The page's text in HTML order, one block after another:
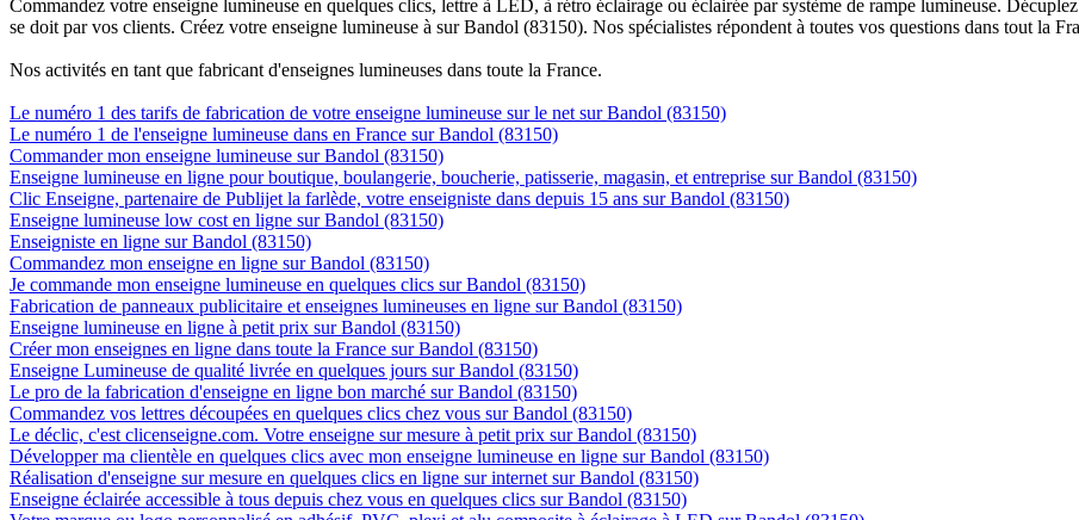
Commandez votre enseigne lumineuse en quelques clics, lettre à LED, à rétro éclairage ou éclairée par système de rampe lumineuse.
se doit par vos clients. Créez votre enseigne lumineuse à sur Bandol (83150). Nos spécialistes répondent à toutes vos questions dans tout la
Nos activités en tant que fabricant d'enseignes lumineuses dans toute la France.
Le numéro 1 des tarifs de fabrication de votre enseigne lumineuse sur le net sur Bandol (83150)
Le numéro 1 de l'enseigne lumineuse dans en France sur Bandol (83150)
Commander mon enseigne lumineuse sur Bandol (83150)
Enseigne lumineuse en ligne pour boutique, boulangerie, boucherie, patisserie, magasin, et entreprise sur Bandol (83150)
Clic Enseigne, partenaire de Publijet la farlède, votre enseigniste dans depuis 15 ans sur Bandol (83150)
Enseigne lumineuse low cost en ligne sur Bandol (83150)
Enseigniste en ligne sur Bandol (83150)
Commandez mon enseigne en ligne sur Bandol (83150)
Je commande mon enseigne lumineuse en quelques clics sur Bandol (83150)
Fabrication de panneaux publicitaire et enseignes lumineuses en ligne sur Bandol (83150)
Enseigne lumineuse en ligne à petit prix sur Bandol (83150)
Créer mon enseignes en ligne dans toute la France sur Bandol (83150)
Enseigne Lumineuse de qualité livrée en quelques jours sur Bandol (83150)
Le pro de la fabrication d'enseigne en ligne bon marché sur Bandol (83150)
Commandez vos lettres découpées en quelques clics chez vous sur Bandol (83150)
Le déclic, c'est clicenseigne.com. Votre enseigne sur mesure à petit prix sur Bandol (83150)
Développer ma clientèle en quelques clics avec mon enseigne lumineuse en ligne sur Bandol (83150)
Réalisation d'enseigne sur mesure en quelques clics en ligne sur internet sur Bandol (83150)
Enseigne éclairée accessible à tous depuis chez vous en quelques clics sur Bandol (83150)